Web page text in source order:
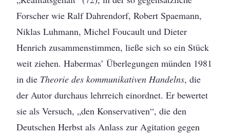
Forscher wie Ralf Dahrendorf, Robert Spaemann,
Niklas Luhmann, Michel Foucault und Dieter
Henrich zusammenstimmen, ließe sich so ein Stück
weit ziehen. Habermas’ Überlegungen münden 1981
in die Theorie des kommunikativen Handelns, die
der Autor durchaus lehrreich einordnet. Er bewertet
sie als Versuch, „den Konservativen“, die den
Deutschen Herbst als Anlass zur Agitation gegen